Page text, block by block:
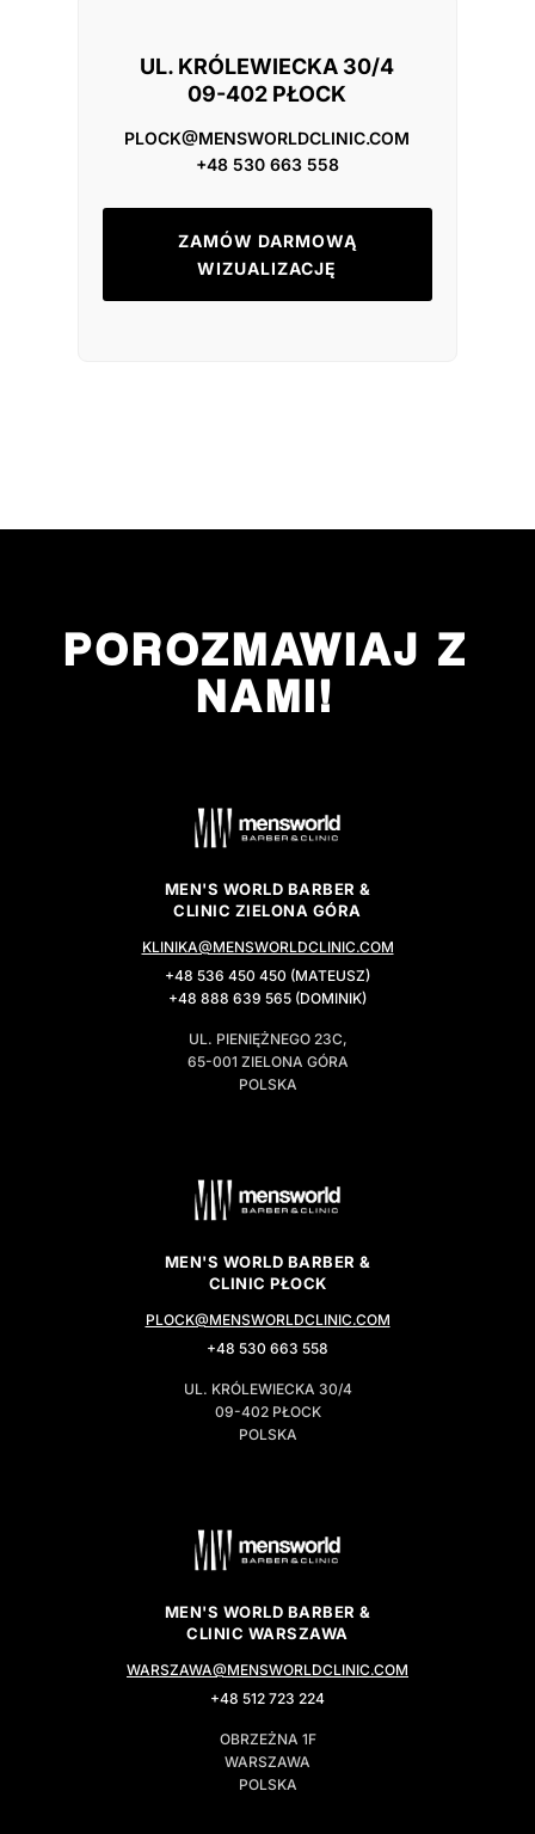
UL. KRÓLEWIECKA 30/4
09-402 PŁOCK
PLOCK@MENSWORLDCLINIC.COM
+48 530 663 558
ZAMÓW DARMOWĄ
WIZUALIZACJĘ
POROZMAWIAJ Z
NAMI!
MEN'S WORLD BARBER &
CLINIC ZIELONA GÓRA
KLINIKA@MENSWORLDCLINIC.COM
+48 536 450 450 (MATEUSZ)
+48 888 639 565 (DOMINIK)
UL. PIENIĘŻNEGO 23C,
65-001 ZIELONA GÓRA
POLSKA
MEN'S WORLD BARBER &
CLINIC PŁOCK
PLOCK@MENSWORLDCLINIC.COM
+48 530 663 558
UL. KRÓLEWIECKA 30/4
09-402 PŁOCK
POLSKA
MEN'S WORLD BARBER &
CLINIC WARSZAWA
WARSZAWA@MENSWORLDCLINIC.COM
+48 512 723 224
OBRZEŻNA 1F
WARSZAWA
POLSKA